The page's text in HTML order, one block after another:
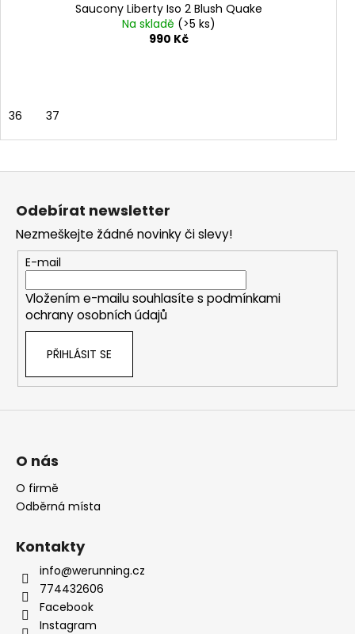
Saucony Liberty Iso 2 Blush Quake
Na skladě (>5 ks)
990 Kč
36 37
Odebírat newsletter
Nezmeškejte žádné novinky či slevy!
E-mail
Vložením e-mailu souhlasíte s podmínkami
ochrany osobních údajů
PŘIHLÁSIT SE
O nás
O firmě
Odběrná místa
Kontakty
info@werunning.cz
774432606
Facebook
Instagram